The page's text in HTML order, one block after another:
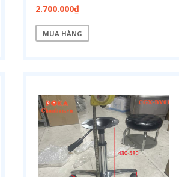
2.700.000₫
MUA HÀNG